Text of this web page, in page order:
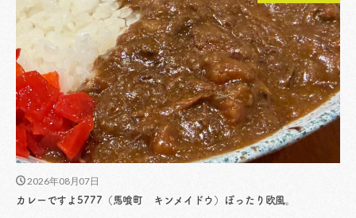
2026年08月07日
カレーですよ5777（馬喰町 キンメイドウ）ぽったり欧風。